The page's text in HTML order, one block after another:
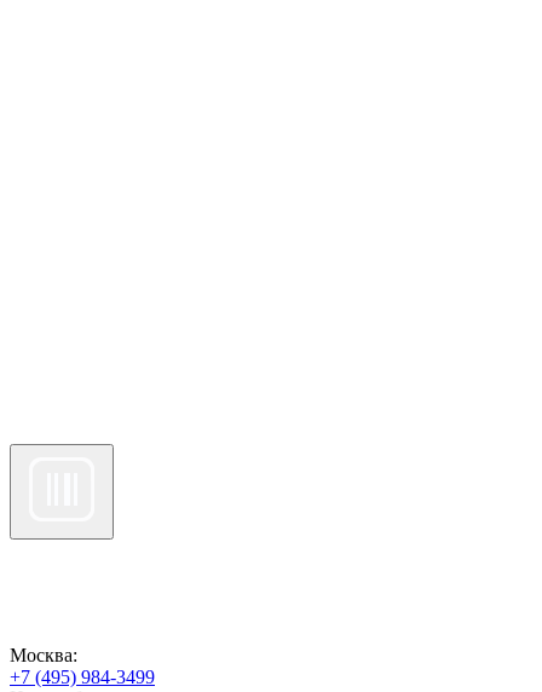
Москва:
+7 (495) 984-3499